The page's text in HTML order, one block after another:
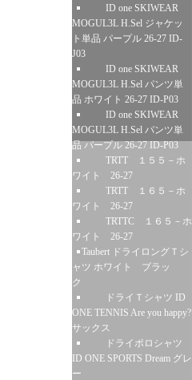
ID one SKIWEAR
MOGUL3L H.Sel ジャケッ
ト単品 パープル 26-27 ID-
J03
ID one SKIWEAR
MOGUL3L H.Sel パンツ単
品 ホワイト 26-27 ID-P03
ID one SKIWEAR
MOGUL3L H.Sel パンツ単
品 パープル 26-27 ID-P03
TRTT １５５－ホ
ワイト 26-27
TRTT １６５－ホ
ワイト 26-27
TRTTC １６５－ホ
ワイト 26-27
Taubert ドライロングＴシ
ャツ ホワイト ブラッ
ク
ドライＴシャツ ID
ONE TENNIS Are you happy?
サックス
ドライポロシャツ
ID ONE SPORTS Dream グレ
ー